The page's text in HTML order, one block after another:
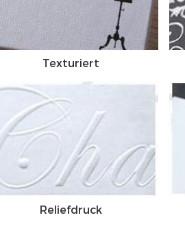
Texturiert
Reliefdruck